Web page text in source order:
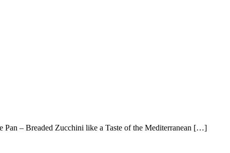
Pan – Breaded Zucchini like a Taste of the Mediterranean […]